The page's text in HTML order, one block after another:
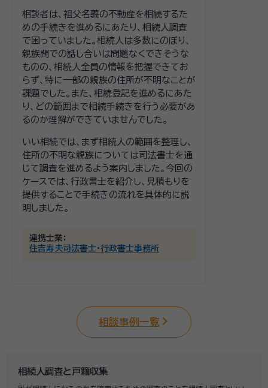
相談者は、祖父名義の不動産を相続するた
めの手続きを進めるにあたり、相続人調査
で困っていました。相続人は多数にのぼり、
親族間での話し合いは問題なくできそうな
ものの、相続人全員の情報を把握できてお
らず、特に一部の親族の住所が不明なことが
課題でした。また、相続登記を進めるにあた
り、どの範囲まで相続手続きを行う必要があ
るのか理解ができていませんでした。
いい相続では、まず相続人の範囲を整理し、
住所の不明な親族については司法書士を通
じて調査を進めるよう案内しました。今回の
ケースでは、行政書士を紹介し、見積もりを
提供することで手続きの流れを具体的に説
明しました。
連携士業：
住吉寿夫司法書士・行政書士事務所
相談事例一覧
相続人調査と戸籍収集